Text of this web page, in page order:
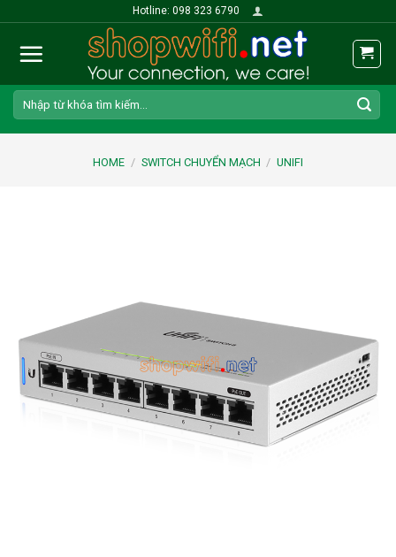
content
Hotline: 098 323 6790
Search
for:
HOME / SWITCH CHUYỂN MẠCH / UNIFI